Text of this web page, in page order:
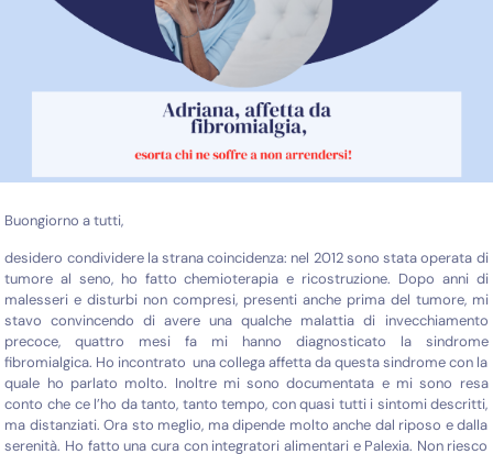
Buongiorno a tutti,
desidero condividere la strana coincidenza: nel 2012 sono stata operata di
tumore al seno, ho fatto chemioterapia e ricostruzione. Dopo anni di
malesseri e disturbi non compresi, presenti anche prima del tumore, mi
stavo convincendo di avere una qualche malattia di invecchiamento
precoce, quattro mesi fa mi hanno diagnosticato la sindrome
fibromialgica. Ho incontrato una collega affetta da questa sindrome con la
quale ho parlato molto. Inoltre mi sono documentata e mi sono resa
conto che ce l’ho da tanto, tanto tempo, con quasi tutti i sintomi descritti,
ma distanziati. Ora sto meglio, ma dipende molto anche dal riposo e dalla
serenità. Ho fatto una cura con integratori alimentari e Palexia. Non riesco